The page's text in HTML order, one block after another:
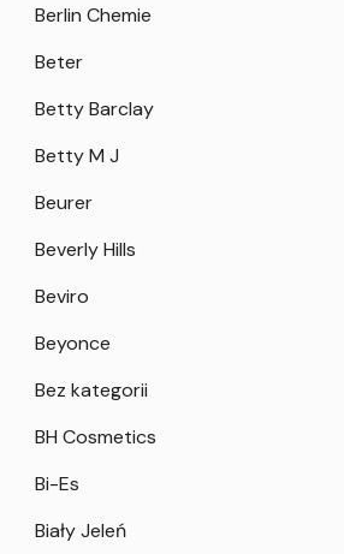
Berlin Chemie
Beter
Betty Barclay
Betty M J
Beurer
Beverly Hills
Beviro
Beyonce
Bez kategorii
BH Cosmetics
Bi-Es
Biały Jeleń